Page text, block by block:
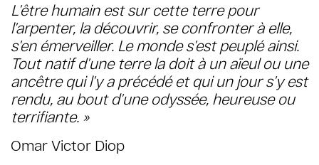
L’être humain est sur cette terre pour
l’arpenter, la découvrir, se confronter à elle,
s’en émerveiller. Le monde s’est peuplé ainsi.
Tout natif d’une terre la doit à un aïeul ou une
ancêtre qui l’y a précédé et qui un jour s’y est
rendu, au bout d’une odyssée, heureuse ou
terrifiante. »
Omar Victor Diop